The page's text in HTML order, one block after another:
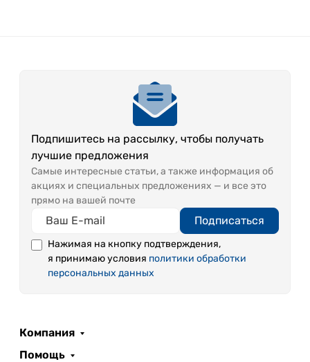
Подпишитесь на рассылку, чтобы получать
лучшие предложения
Самые интересные статьи, а также информация об
акциях и специальных предложениях — и все это
прямо на вашей почте
Подписаться
Нажимая на кнопку подтверждения,
я принимаю условия политики обработки
персональных данных
Компания
Помощь